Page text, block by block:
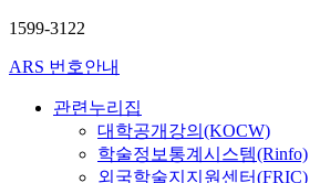
1599-3122
ARS 번호안내
관련누리집
대학공개강의(KOCW)
학술정보통계시스템(Rinfo)
외국학술지지원센터(FRIC)